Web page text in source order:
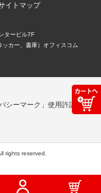
イトマップ
タービル7F
カー、書庫）オフィスコム
シーマーク」使用許諾事
rights reserved.